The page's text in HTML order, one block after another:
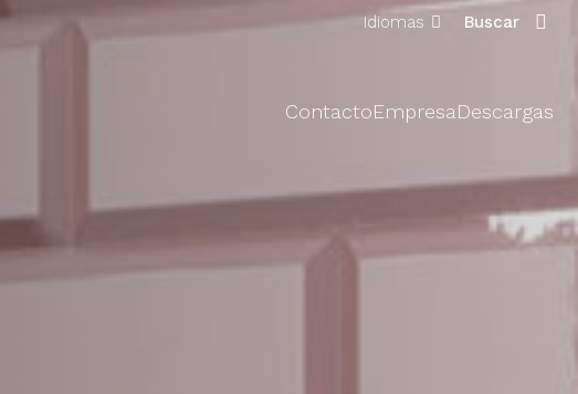
Idiomas Buscar
ContactoEmpresaDescargas